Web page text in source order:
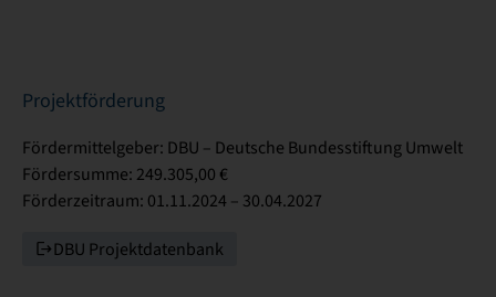
Projektförderung
Fördermittelgeber: DBU – Deutsche Bundesstiftung Umwelt
Fördersumme: 249.305,00 €
Förderzeitraum: 01.11.2024 – 30.04.2027
DBU Projektdatenbank